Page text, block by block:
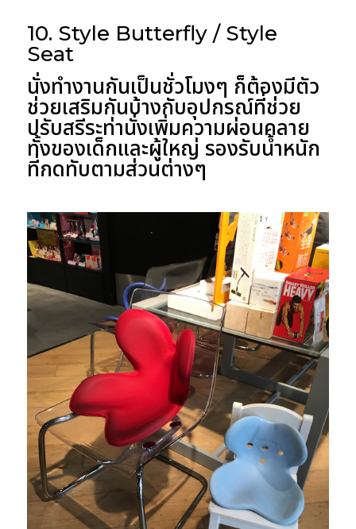
10. Style Butterfly / Style
Seat
นั่งทำงานกันเป็นชั่วโมงๆ ก็ต้องมีตัว
ช่วยเสริมกันบ้างกับอุปกรณ์ที่ช่วย
ปรับสรีระท่านั่งเพิ่มความผ่อนคลาย
ทั้งของเด็กและผู้ใหญ่ รองรับน้ำหนัก
ที่กดทับตามส่วนต่างๆ